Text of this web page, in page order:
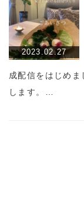
2023.02.27
成配信をはじめ
します。…